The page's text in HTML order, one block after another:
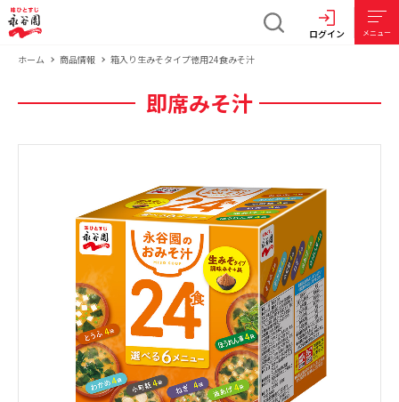
ログイン メニュー
ホーム 商品情報 箱入り生みそタイプ徳用24食みそ汁
即席みそ汁